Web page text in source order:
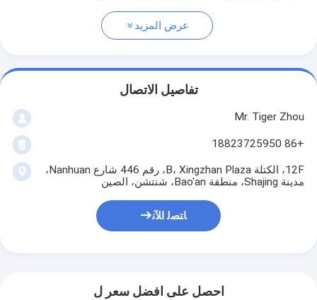
عرض المزيد
تفاصيل الاتصال
Mr. Tiger Zhou
+86 18823725950
12F، الكتلة B، Xingzhan Plaza، رقم 446 شارع Nanhuan،
مدينة Shajing، منطقة Bao'an، شنتشن، الصين
ﺎﺘﺼﻟ ﺍﻶﻧ
احصل على افضل سعر ل